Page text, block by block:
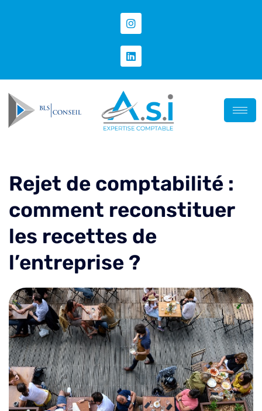
Rejet de comptabilité :
comment reconstituer
les recettes de
l’entreprise ?